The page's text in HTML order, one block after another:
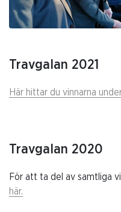
Travgalan 2021
Här hittar du vinnarna
Travgalan 2020
För att ta del av samtliga
här.